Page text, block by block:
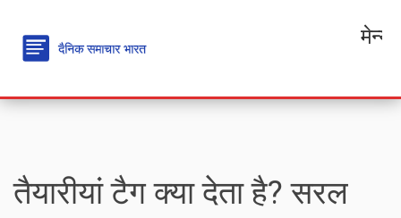
मेन्यू
तैयारीयां टैग क्या देता है? सरल